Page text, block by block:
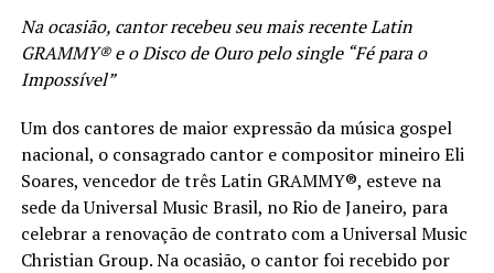
Na ocasião, cantor recebeu seu mais recente Latin
GRAMMY®️ e o Disco de Ouro pelo single “Fé para o
Impossível”
Um dos cantores de maior expressão da música gospel
nacional, o consagrado cantor e compositor mineiro Eli
Soares, vencedor de três Latin GRAMMY®️, esteve na
sede da Universal Music Brasil, no Rio de Janeiro, para
celebrar a renovação de contrato com a Universal Music
Christian Group. Na ocasião, o cantor foi recebido por